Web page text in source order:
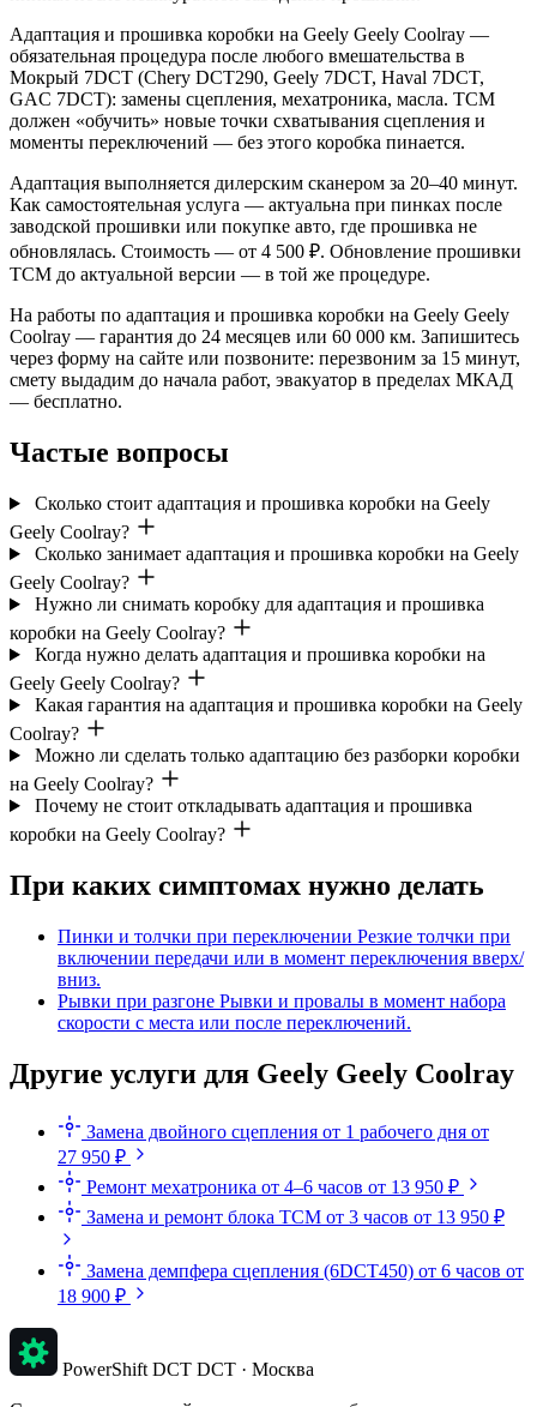
Адаптация и прошивка коробки на Geely Geely Coolray —
обязательная процедура после любого вмешательства в
Мокрый 7DCT (Chery DCT290, Geely 7DCT, Haval 7DCT,
GAC 7DCT): замены сцепления, мехатроника, масла. TCM
должен «обучить» новые точки схватывания сцепления и
моменты переключений — без этого коробка пинается.
Адаптация выполняется дилерским сканером за 20–40 минут.
Как самостоятельная услуга — актуальна при пинках после
заводской прошивки или покупке авто, где прошивка не
обновлялась. Стоимость — от 4 500 ₽. Обновление прошивки
TCM до актуальной версии — в той же процедуре.
На работы по адаптация и прошивка коробки на Geely Geely
Coolray — гарантия до 24 месяцев или 60 000 км. Запишитесь
через форму на сайте или позвоните: перезвоним за 15 минут,
смету выдадим до начала работ, эвакуатор в пределах МКАД
— бесплатно.
Частые вопросы
Сколько стоит адаптация и прошивка коробки на Geely
Geely Coolray?
Сколько занимает адаптация и прошивка коробки на Geely
Geely Coolray?
Нужно ли снимать коробку для адаптация и прошивка
коробки на Geely Coolray?
Когда нужно делать адаптация и прошивка коробки на
Geely Geely Coolray?
Какая гарантия на адаптация и прошивка коробки на Geely
Coolray?
Можно ли сделать только адаптацию без разборки коробки
на Geely Coolray?
Почему не стоит откладывать адаптация и прошивка
коробки на Geely Coolray?
При каких симптомах нужно делать
Пинки и толчки при переключении Резкие толчки при
включении передачи или в момент переключения вверх/
вниз.
Рывки при разгоне Рывки и провалы в момент набора
скорости с места или после переключений.
Другие услуги для Geely Geely Coolray
Замена двойного сцепления от 1 рабочего дня от
27 950 ₽
Ремонт мехатроника от 4–6 часов от 13 950 ₽
Замена и ремонт блока TCM от 3 часов от 13 950 ₽
Замена демпфера сцепления (6DCT450) от 6 часов от
18 900 ₽
PowerShift DCT DCT · Москва